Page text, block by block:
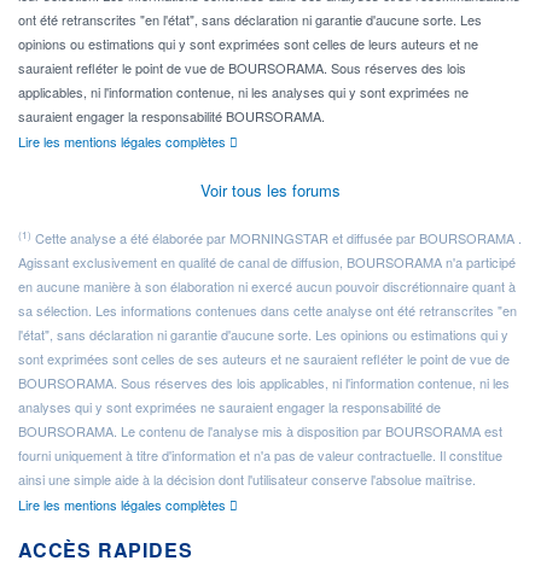
ont été retranscrites "en l'état", sans déclaration ni garantie d'aucune sorte. Les
opinions ou estimations qui y sont exprimées sont celles de leurs auteurs et ne
sauraient refléter le point de vue de BOURSORAMA. Sous réserves des lois
applicables, ni l'information contenue, ni les analyses qui y sont exprimées ne
sauraient engager la responsabilité BOURSORAMA.
Lire les mentions légales complètes
Voir tous les forums
(1) Cette analyse a été élaborée par MORNINGSTAR et diffusée par BOURSORAMA .
Agissant exclusivement en qualité de canal de diffusion, BOURSORAMA n'a participé
en aucune manière à son élaboration ni exercé aucun pouvoir discrétionnaire quant à
sa sélection. Les informations contenues dans cette analyse ont été retranscrites "en
l'état", sans déclaration ni garantie d'aucune sorte. Les opinions ou estimations qui y
sont exprimées sont celles de ses auteurs et ne sauraient refléter le point de vue de
BOURSORAMA. Sous réserves des lois applicables, ni l'information contenue, ni les
analyses qui y sont exprimées ne sauraient engager la responsabilité de
BOURSORAMA. Le contenu de l'analyse mis à disposition par BOURSORAMA est
fourni uniquement à titre d'information et n'a pas de valeur contractuelle. Il constitue
ainsi une simple aide à la décision dont l'utilisateur conserve l'absolue maîtrise.
Lire les mentions légales complètes
ACCÈS RAPIDES